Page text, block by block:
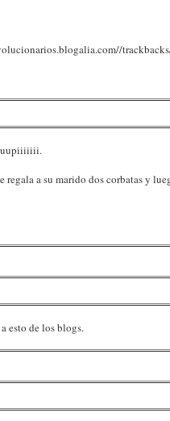
a su marido dos corbatas y
esto de los blogs.